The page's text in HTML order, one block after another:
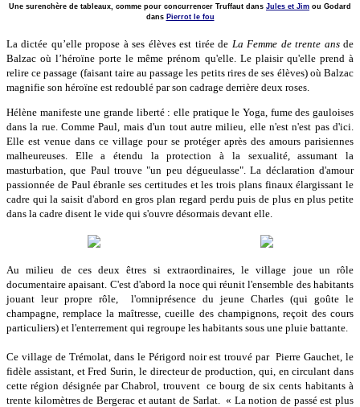
Une surenchère de tableaux, comme pour concurrencer Truffaut dans Jules et Jim ou Godard
dans Pierrot le fou
La dictée qu’elle propose à ses élèves est tirée de La Femme de trente ansde
Balzac où l’héroïne porte le même prénom qu'elle. Le plaisir qu'elle prend à
relire ce passage (faisant taire au passage les petits rires de ses élèves) où Balzac
magnifie son héroïne est redoublé par son cadrage derrière deux roses.
Hélène manifeste une grande liberté : elle pratique le Yoga, fume des gauloises
dans la rue. Comme Paul, mais d'un tout autre milieu, elle n'est n'est pas d'ici.
Elle est venue dans ce village pour se protéger après des amours parisiennes
malheureuses. Elle a étendu la protection à la sexualité, assumant la
masturbation, que Paul trouve "un peu dégueulasse". La déclaration d'amour
passionnée de Paul ébranle ses certitudes et les trois plans finaux élargissant le
cadre qui la saisit d'abord en gros plan regard perdu puis de plus en plus petite
dans la cadre disent le vide qui s'ouvre désormais devant elle.
Au milieu de ces deux êtres si extraordinaires, le village joue un rôle
documentaire apaisant. C'est d'abord la noce qui réunit l'ensemble des habitants
jouant leur propre rôle, l'omniprésence du jeune Charles (qui goûte le
champagne, remplace la maîtresse, cueille des champignons, reçoit des cours
particuliers) et l'enterrement qui regroupe les habitants sous une pluie battante.
Ce village de Trémolat, dans le Périgord noir est trouvé par Pierre Gauchet, le
fidèle assistant, et Fred Surin, le directeur de production, qui, en circulant dans
cette région désignée par Chabrol, trouvent ce bourg de six cents habitants à
trente kilomètres de Bergerac et autant de Sarlat. « La notion de passé est plus